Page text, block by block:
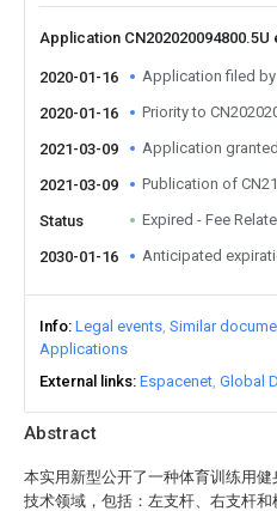
Abstract
本实用新型公开了一种体育训练用
技术领域，包括：左支杆、右支杆
Application CN202020094800.5U
2020-01-16 Application filed
2020-01-16 Priority to
2021-03-09 Application granted
2021-03-09 Publication of
Status Expired - Fee
2030-01-16 Anticipated
Info Legal events Similar
Applications
External links Espacenet Global